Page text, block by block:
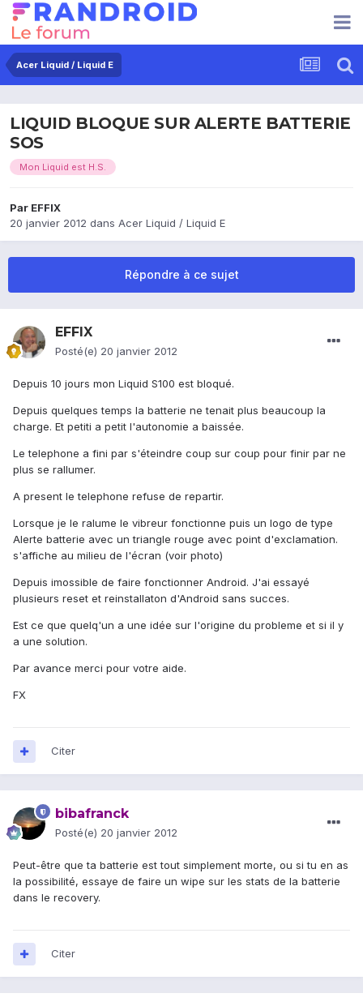
Acer Liquid / Liquid E
LIQUID BLOQUE SUR ALERTE BATTERIE
SOS
Mon Liquid est H.S.
Par EFFIX
20 janvier 2012 dans Acer Liquid / Liquid E
Répondre à ce sujet
EFFIX
Posté(e) 20 janvier 2012
Depuis 10 jours mon Liquid S100 est bloqué.
Depuis quelques temps la batterie ne tenait plus beaucoup la
charge. Et petiti a petit l'autonomie a baissée.
Le telephone a fini par s'éteindre coup sur coup pour finir par ne
plus se rallumer.
A present le telephone refuse de repartir.
Lorsque je le ralume le vibreur fonctionne puis un logo de type
Alerte batterie avec un triangle rouge avec point d'exclamation.
s'affiche au milieu de l'écran (voir photo)
Depuis imossible de faire fonctionner Android. J'ai essayé
plusieurs reset et reinstallaton d'Android sans succes.
Est ce que quelq'un a une idée sur l'origine du probleme et si il y
a une solution.
Par avance merci pour votre aide.
FX
Citer
bibafranck
Posté(e) 20 janvier 2012
Peut-être que ta batterie est tout simplement morte, ou si tu en as
la possibilité, essaye de faire un wipe sur les stats de la batterie
dans le recovery.
Citer